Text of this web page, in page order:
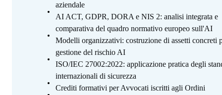
aziendale
AI ACT, GDPR, DORA e NIS 2: analisi integrata e
comparativa del quadro normativo europeo sull'AI
Modelli organizzativi: costruzione di assetti concreti
gestione del rischio AI
ISO/IEC 27002:2022: applicazione pratica degli
internazionali di sicurezza
Crediti formativi per Avvocati iscritti agli Ordini